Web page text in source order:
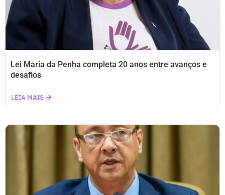
Lei Maria da Penha completa 20 anos entre avanços e
desafios
LEIA MAIS